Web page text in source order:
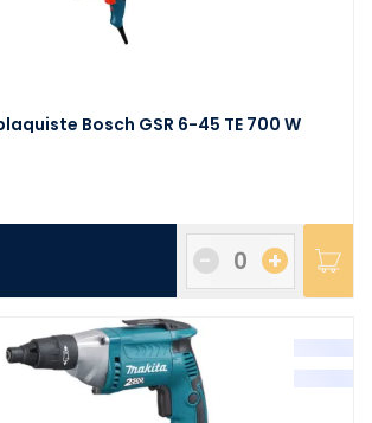
Bosch GSR 6-45 TE 700 W
+
-